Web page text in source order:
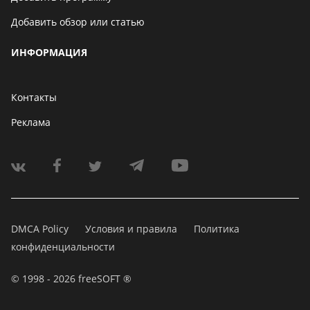
Добавить обзор или статью
ИНФОРМАЦИЯ
Контакты
Реклама
DMCA Policy Условия и правила
Политика
конфиденциальности
© 1998 - 2026 freeSOFT ®